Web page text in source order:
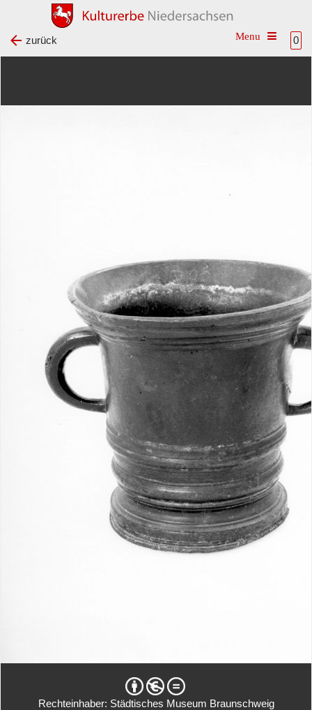
0
Toggle
zurück
Rechteinhaber: Städtisches Museum Braunschweig